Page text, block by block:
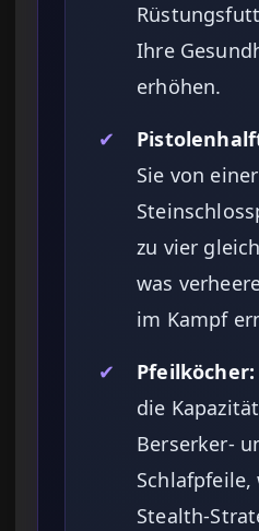
Ihre
erhöhen.
✔
Sie von einer
zu vier
was
im Kampf
✔
Pfeilköcher:
die
Berserker-
Schlafpfeile,
Stealth-